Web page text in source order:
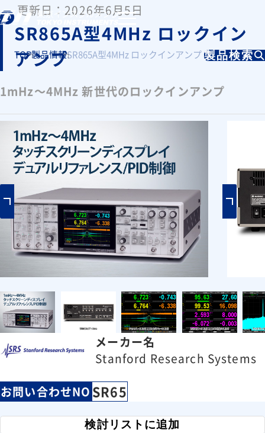
TOP製品情報SR865A型4MHz ロックインアンプ
更新日：2026年6月5日
SR865A型4MHz ロックイン
アンプ
1mHz～4MHz 新世代のロックインアンプ
メーカー名
Stanford Research Systems
お問い合わせNO SR65
検討リストに追加
製品検索